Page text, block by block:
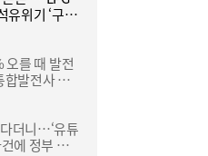
스클럽 체크
유위기 ‘구원
오를 때 발전
발전사 출
다더니…‘유튜
에 정부 대